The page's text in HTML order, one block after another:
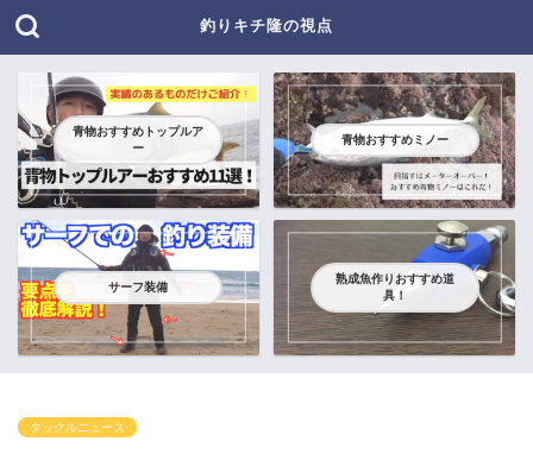
釣りキチ隆の視点
青物おすすめトップルア
ー
青物おすすめミノー
サーフ装備
熟成魚作りおすすめ道
具！
タックルニュース